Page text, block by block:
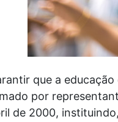
que a
por
de 2000,